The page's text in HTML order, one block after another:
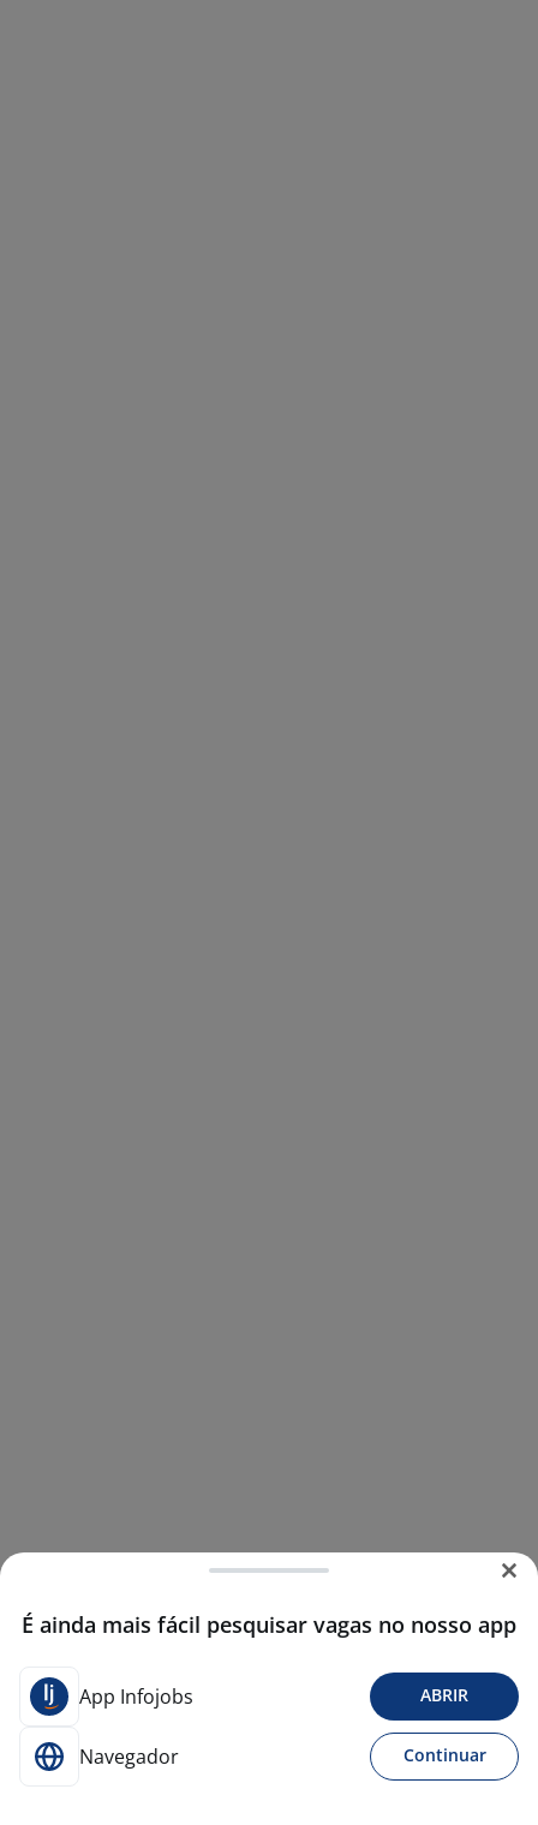
É ainda mais fácil pesquisar vagas no nosso app
App Infojobs ABRIR
Navegador Continuar